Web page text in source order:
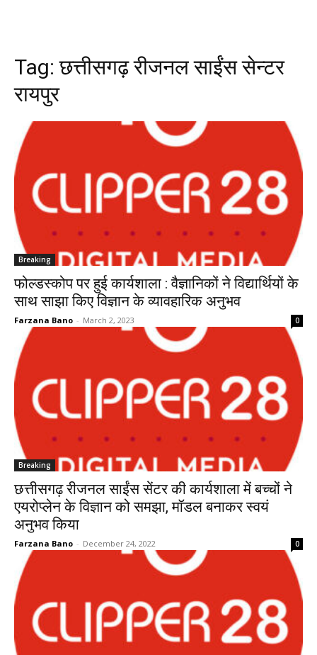
Tag:छत्तीसगढ़ रीजनल साईंस सेन्टर
रायपुर
Breaking
फोल्डस्कोप पर हुई कार्यशाला : वैज्ञानिकों ने विद्यार्थियों के
साथ साझा किए विज्ञान के व्यावहारिक अनुभव
Farzana Bano - March 2, 2023 0
Breaking
छत्तीसगढ़ रीजनल साईंस सेंटर की कार्यशाला में बच्चों ने
एयरोप्लेन के विज्ञान को समझा, मॉडल बनाकर स्वयं
अनुभव किया
Farzana Bano - December 24, 2022 0